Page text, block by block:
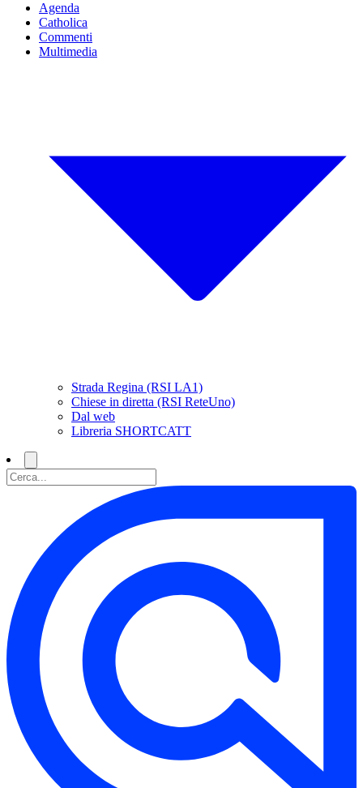
Agenda
Catholica
Commenti
Multimedia
Strada Regina (RSI LA1)
Chiese in diretta (RSI ReteUno)
Dal web
Libreria SHORTCATT